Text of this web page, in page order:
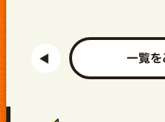
一覧を